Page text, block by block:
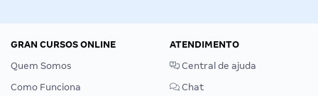
GRAN CURSOS ONLINE
Quem Somos
Como Funciona
ATENDIMENTO
Central de ajuda
Chat